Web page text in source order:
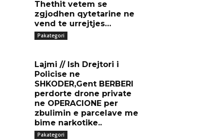
Thethit vetem se
zgjodhen qytetarine ne
vend te urrejtjes…
Pakategori
Lajmi // Ish Drejtori i
Policise ne
SHKODER,Gent BERBERI
perdorte drone private
ne OPERACIONE per
zbulimin e parcelave me
bime narkotike..
Pakategori